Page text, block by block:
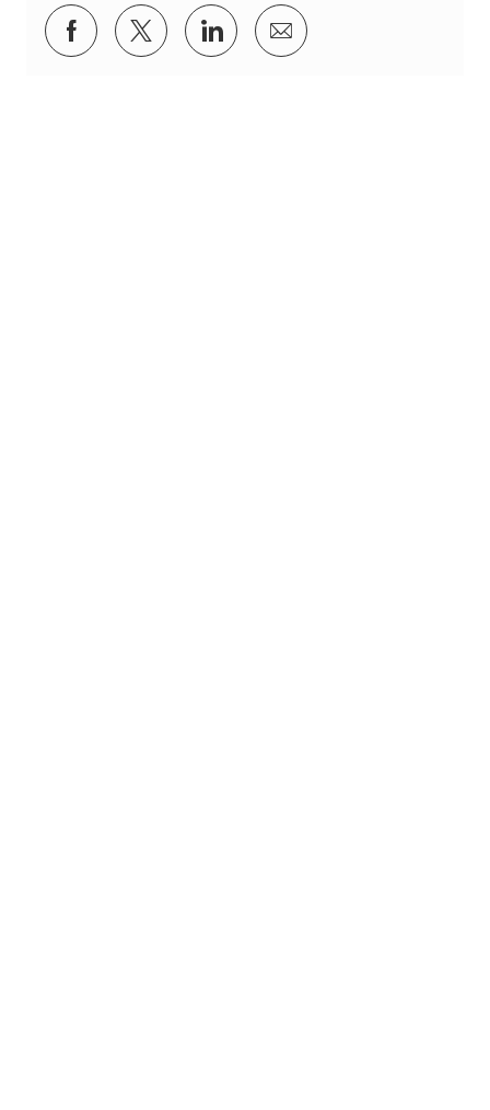
Distribuiți prin Facebook
Distribuiți prin twitter
Distribuiți prin LinkedIn
Distribuiți prin e-